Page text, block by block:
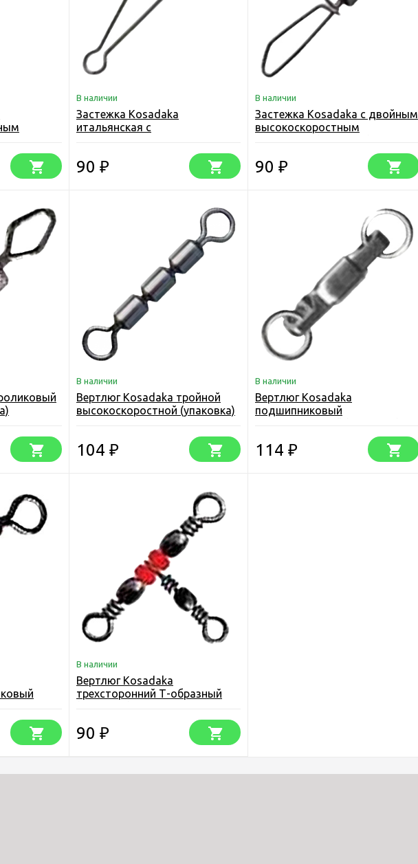
В наличии
Застежка Kosadaka
итальянская с
90 ₽
В наличии
Застежка Kosadaka с двойным
высокоскоростным
90 ₽
В наличии
Вертлюг Kosadaka тройной
высокоскоростной (упаковка)
104 ₽
В наличии
Вертлюг Kosadaka
подшипниковый
114 ₽
В наличии
Вертлюг Kosadaka
трехсторонний Т-образный
90 ₽